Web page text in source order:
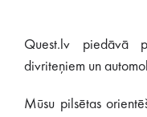
Quest.lv piedāvā
divriteņiem un
Mūsu pilsētas